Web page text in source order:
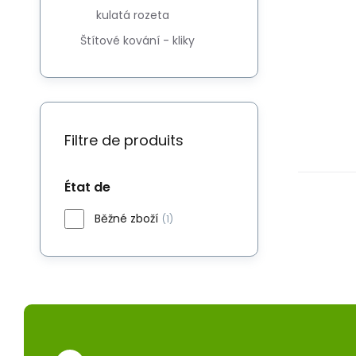
kulatá rozeta
Štítové kování - kliky
Filtre de produits
État de
Běžné zboží (1)